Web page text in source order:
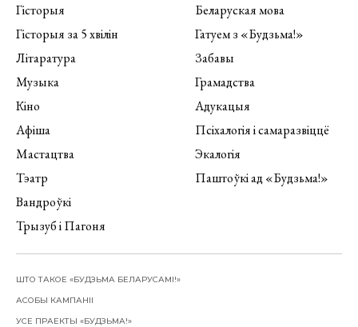
Гісторыя
Гісторыя за 5 хвілін
Літаратура
Музыка
Кіно
Афіша
Мастацтва
Тэатр
Вандроўкі
Трызуб і Пагоня
Беларуская мова
Гатуем з «Будзьма!»
Забавы
Грамадства
Адукацыя
Псіхалогія і самаразвіццё
Экалогія
Паштоўкі ад «Будзьма!»
ШТО ТАКОЕ «БУДЗЬМА БЕЛАРУСАМІ!»
АСОБЫ КАМПАНІІ
УСЕ ПРАЕКТЫ «БУДЗЬМА!»